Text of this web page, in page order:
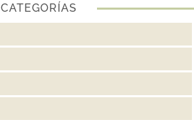
CATEGORÍAS